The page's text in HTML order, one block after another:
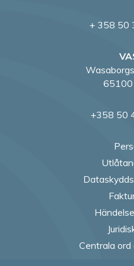
+ 358 50
65100
+358 50
Centrala ord